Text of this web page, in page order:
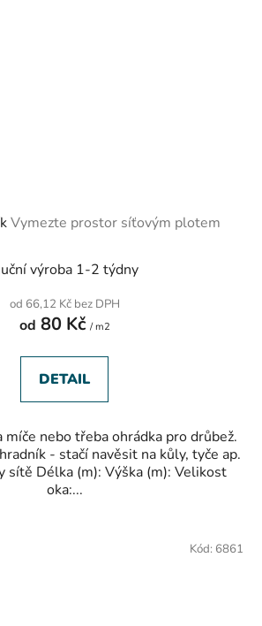
Vymezte prostor síťovým plotem
výroba 1-2 týdny
od 66,12 Kč bez DPH
od 80 Kč / m2
DETAIL
míče nebo třeba ohrádka pro drůbež.
- stačí navěsit na kůly, tyče ap.
sítě Délka (m): Výška (m): Velikost
oka:...
Kód: 6861